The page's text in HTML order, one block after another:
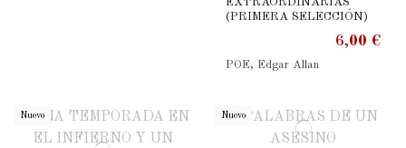
(PRIMERA SELECCIÓN)
6,00 €
POE, Edgar Allan
Nuevo Nuevo